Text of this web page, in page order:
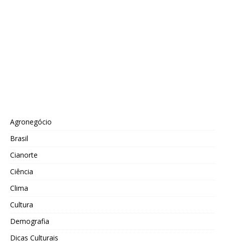
Agronegócio
Brasil
Cianorte
Ciência
Clima
Cultura
Demografia
Dicas Culturais